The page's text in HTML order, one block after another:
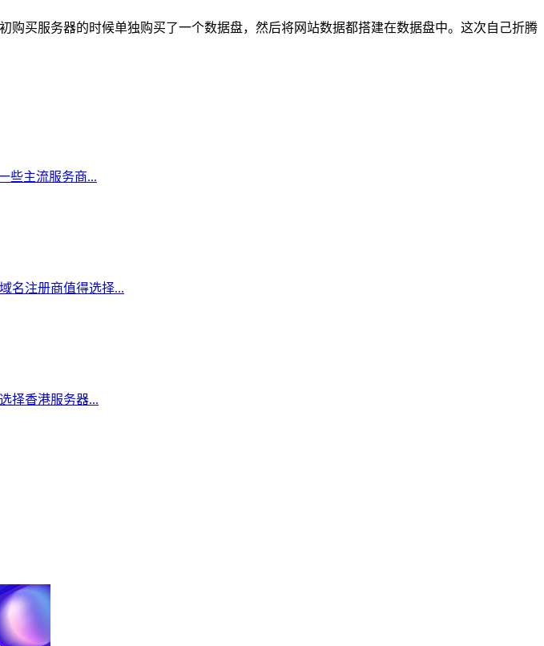
买服务器的时候单独购买了一个数据盘，然后将网站数据都搭建在数据盘中。这次自己折腾
些主流服务商...
名注册商值得选择...
择香港服务器...